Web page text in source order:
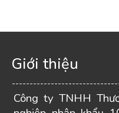
Giới thiệu
Công ty TNHH